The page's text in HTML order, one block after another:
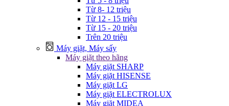
Từ 8- 12 triệu
Từ 12 - 15 triệu
Từ 15 - 20 triệu
Trên 20 triệu
Máy giặt, Máy sấy
Máy giặt theo hãng
Máy giặt SHARP
Máy giặt HISENSE
Máy giặt LG
Máy giặt ELECTROLUX
Máy giặt MIDEA